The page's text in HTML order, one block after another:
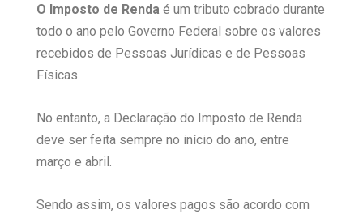
O Imposto de Renda é um tributo cobrado durante
todo o ano pelo Governo Federal sobre os valores
recebidos de Pessoas Jurídicas e de Pessoas
Físicas.
No entanto, a Declaração do Imposto de Renda
deve ser feita sempre no início do ano, entre
março e abril.
Sendo assim, os valores pagos são acordo com